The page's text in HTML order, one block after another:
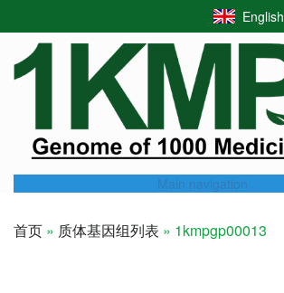
content
English
Main navigation
首页 质体基因组列表 1kmpgp00013